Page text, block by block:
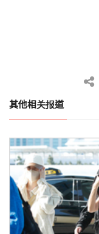
其他相关报道